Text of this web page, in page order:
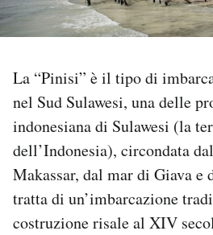
I MIEI PREFERITI
SHOP
CALENDARIO
La “Pinisi” è il tipo di
nel Sud Sulawesi, una delle
indonesiana di Sulawesi (la
dell’Indonesia), circondata
Makassar, dal mar di Giava e
tratta di un’imbarcazione
costruzione risale al XIV